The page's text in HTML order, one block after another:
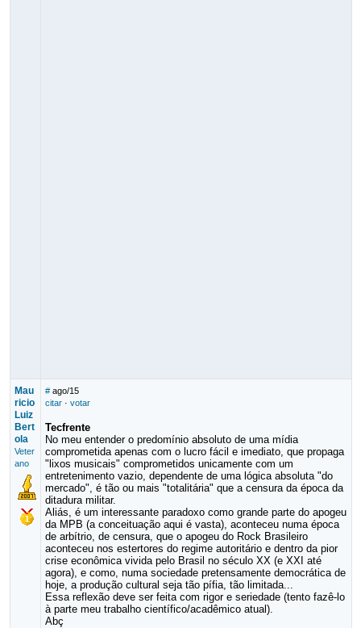
Mau
ricio
Luiz
Bert
ola
Veter
ano
# ago/15
citar· votar
Tecfrente
No meu entender o predomínio absoluto de uma mídia
comprometida apenas com o lucro fácil e imediato, que propaga
"lixos musicais" comprometidos unicamente com um
entretenimento vazio, dependente de uma lógica absoluta "do
mercado", é tão ou mais "totalitária" que a censura da época da
ditadura militar.
Aliás, é um interessante paradoxo como grande parte do apogeu
da MPB (a conceituação aqui é vasta), aconteceu numa época
de arbítrio, de censura, que o apogeu do Rock Brasileiro
aconteceu nos estertores do regime autoritário e dentro da pior
crise econômica vivida pelo Brasil no século XX (e XXI até
agora), e como, numa sociedade pretensamente democrática de
hoje, a produção cultural seja tão pífia, tão limitada...
Essa reflexão deve ser feita com rigor e seriedade (tento fazê-lo
à parte meu trabalho científico/acadêmico atual).
Abç